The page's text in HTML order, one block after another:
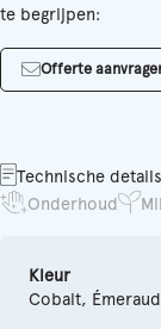
te begrijpen:
Offerte
Technische
Onderhoud
Kleur
Cobalt,